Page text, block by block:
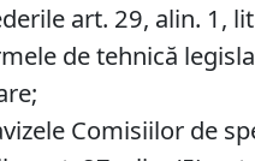
art. 29, alin. 1,
de tehnică
Comisiilor de